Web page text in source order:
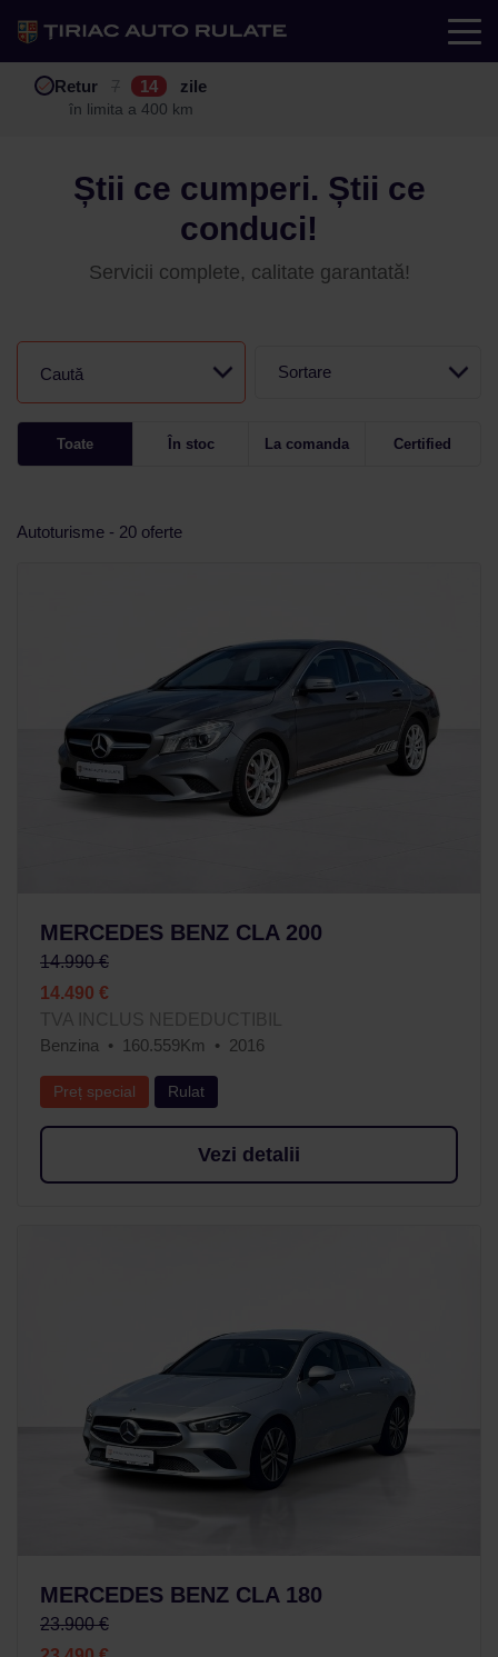
Test drive
Retur 14 zile
în limita a 400 km
Garanție 12 24
în limita a 25.000 km
Buy back
Știi ce cumperi. Știi ce
conduci!
Servicii complete, calitate garantată!
Caută Sortare
Toate În stoc La comanda Certified
Autoturisme - 20 oferte
MERCEDES BENZ CLA 200
14.990 €
14.490 €
TVA INCLUS NEDEDUCTIBIL
Benzina
160.559Km 2016
Preț special Rulat
Vezi detalii
MERCEDES BENZ CLA 180
23.900 €